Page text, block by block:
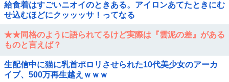
給食着はすごいニオイのときある。アイロンあてたときにむ
せ込むほどにクッッッサ！ってなる
★★同格のように語られてるけど実際は『雲泥の差』がある
ものと言えば？
生配信中に猫に乳首ポロリさせられた10代美少女のアーカ
イブ、500万再生越えｗｗｗ